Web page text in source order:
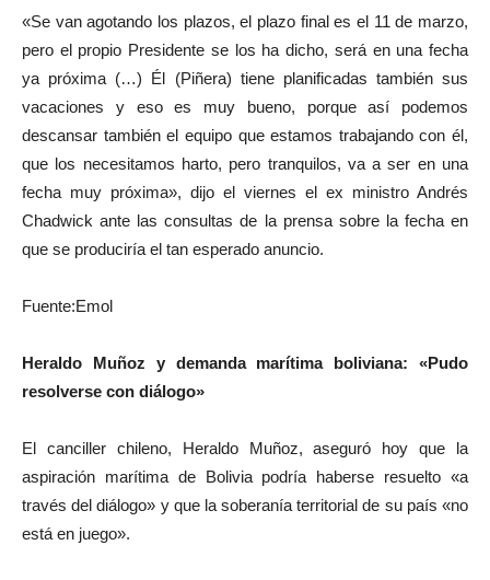
«Se van agotando los plazos, el plazo final es el 11 de marzo,
pero el propio Presidente se los ha dicho, será en una fecha
ya próxima (…) Él (Piñera) tiene planificadas también sus
vacaciones y eso es muy bueno, porque así podemos
descansar también el equipo que estamos trabajando con él,
que los necesitamos harto, pero tranquilos, va a ser en una
fecha muy próxima», dijo el viernes el ex ministro Andrés
Chadwick ante las consultas de la prensa sobre la fecha en
que se produciría el tan esperado anuncio.
Fuente:Emol
Heraldo Muñoz y demanda marítima boliviana: «Pudo
resolverse con diálogo»
El canciller chileno, Heraldo Muñoz, aseguró hoy que la
aspiración marítima de Bolivia podría haberse resuelto «a
través del diálogo» y que la soberanía territorial de su país «no
está en juego».